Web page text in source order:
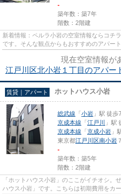
-
築年数：築7年
階数：2階建
新着情報：ペルラ小岩の空室情報ならコチ
です。そんな観点からもおすすめのアパー
現在空室情報が
江戸川区北小岩１丁目のアパー
賃貸｜アパート ホットハウス小岩
総武線 「 小岩 」駅 徒歩
京成本線 「 江戸川
」駅
京成本線 「 京成小岩 」
東京都江戸川区南小岩
-
築年数：築5年
階数：2階建
「ホットハウス小岩」のここがイチオシ。
ハウス小岩」です。こちらは初期費用をカ